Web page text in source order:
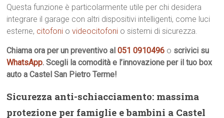
Questa funzione è particolarmente utile per chi desidera
integrare il garage con altri dispositivi intelligenti, come luci
esterne, citofoni ovideocitofoni o sistemi di sicurezza.
Chiama ora per un preventivo al051 0910496 o scrivici su
WhatsApp. Scegli la comodità e l’innovazione per il tuo box
auto a Castel San Pietro Terme!
Sicurezza anti-schiacciamento: massima
protezione per famiglie e bambini a Castel